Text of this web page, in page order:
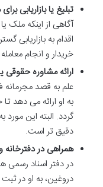
تبلیغ یا بازاریابی
آگاهی از اینکه ملک
اقدام به بازاریابی
خریدار و انجام
ارائه مشاوره حقوقی
علم به قصد مجرمانه
به او ارائه می دهد
گردد. البته این
دقیق تر است.
همراهی در
در دفتر اسناد رسمی
دروغین، به او در